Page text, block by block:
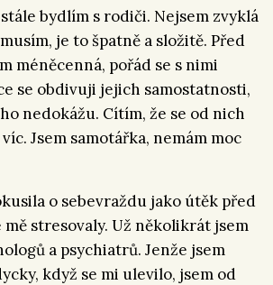
bydlím s rodiči. Nejsem zvyklá
je to špatně a složitě. Před
méněcenná, pořád se s nimi
se obdivuji jejich samostatnosti,
nedokážu. Cítím, že se od nich
Jsem samotářka, nemám moc
o sebevraždu jako útěk před
stresovaly. Už několikrát jsem
a psychiatrů. Jenže jsem
když se mi ulevilo, jsem od